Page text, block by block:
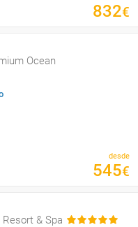
832€
Ocean
desde
545€
& Spa